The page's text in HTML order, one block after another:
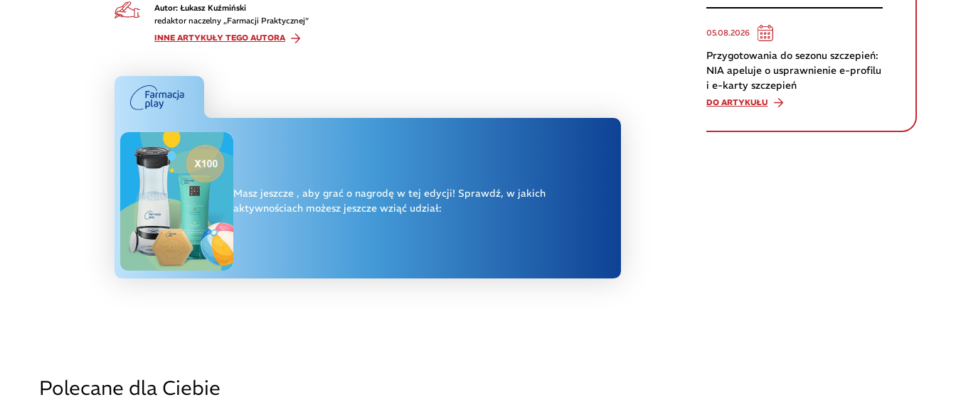
Autor: Łukasz Kuźmiński
redaktor naczelny „Farmacji Praktycznej”
INNE ARTYKUŁY TEGO AUTORA
Masz jeszcze , aby grać o nagrodę w tej edycji! Sprawdź, w jakich
aktywnościach możesz jeszcze wziąć udział:
05.08.2026
Przygotowania do sezonu szczepień:
NIA apeluje o usprawnienie e-profilu
i e-karty szczepień
DO ARTYKUŁU
Polecane dla Ciebie